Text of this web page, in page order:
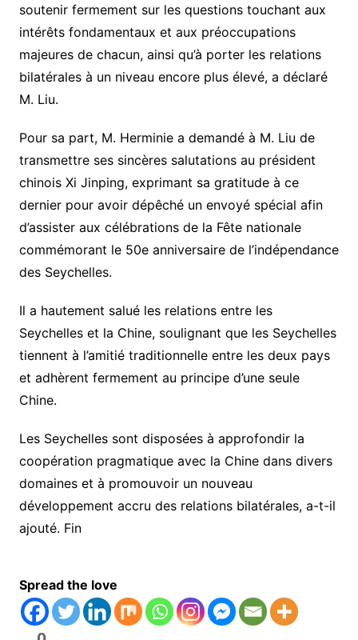
soutenir fermement sur les questions touchant aux
intérêts fondamentaux et aux préoccupations
majeures de chacun, ainsi qu’à porter les relations
bilatérales à un niveau encore plus élevé, a déclaré
M. Liu.
Pour sa part, M. Herminie a demandé à M. Liu de
transmettre ses sincères salutations au président
chinois Xi Jinping, exprimant sa gratitude à ce
dernier pour avoir dépêché un envoyé spécial afin
d’assister aux célébrations de la Fête nationale
commémorant le 50e anniversaire de l’indépendance
des Seychelles.
Il a hautement salué les relations entre les
Seychelles et la Chine, soulignant que les Seychelles
tiennent à l’amitié traditionnelle entre les deux pays
et adhèrent fermement au principe d’une seule
Chine.
Les Seychelles sont disposées à approfondir la
coopération pragmatique avec la Chine dans divers
domaines et à promouvoir un nouveau
développement accru des relations bilatérales, a-t-il
ajouté. Fin
Spread the love